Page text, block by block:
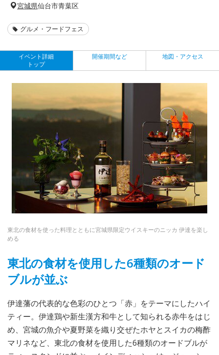
宮城県仙台市青葉区
グルメ・フードフェス
イベント詳細
トップ
開催期間など 地図・アクセス
東北の食材を使った料理とともに宮城県限定ウイスキーのニッカ 伊達を楽し
める
東北の食材を使用した6種類のオード
ブルが並ぶ
伊達藩の代表的な色彩のひとつ「赤」をテーマにしたハイ
ティー。伊達鶏や新生漢方和牛として知られる赤牛をはじ
め、宮城の魚介や夏野菜を織り交ぜたホヤとスイカの梅酢
マリネなど、東北の食材を使用した6種類のオードブルが